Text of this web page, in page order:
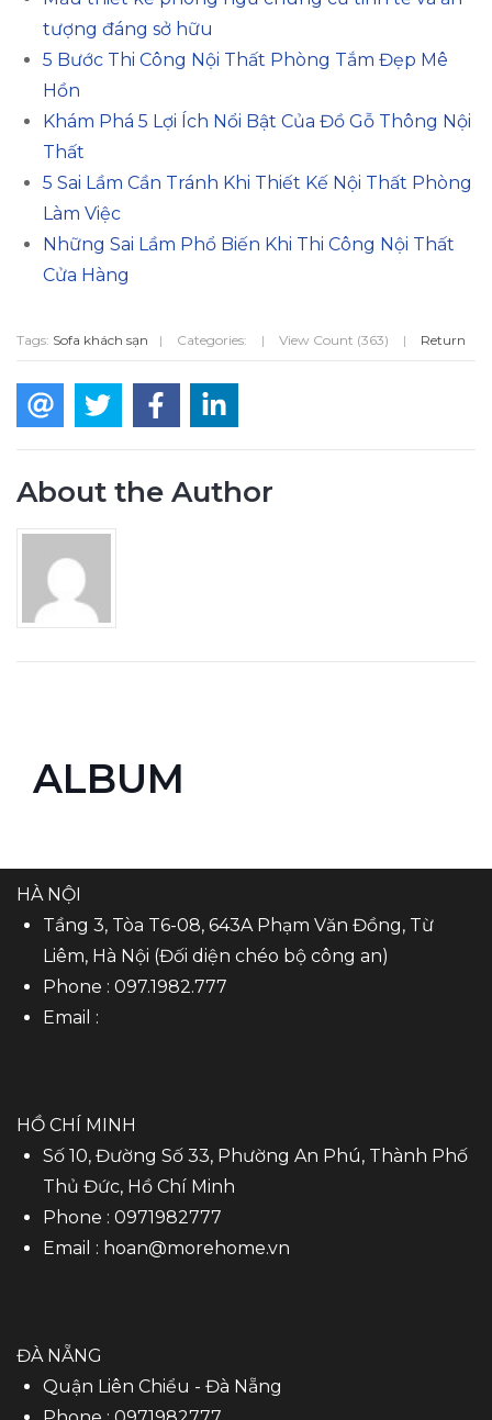
tượng đáng sở hữu
5 Bước Thi Công Nội Thất Phòng Tắm Đẹp Mê
Hồn
Khám Phá 5 Lợi Ích Nổi Bật Của Đồ Gỗ Thông Nội
Thất
5 Sai Lầm Cần Tránh Khi Thiết Kế Nội Thất Phòng
Làm Việc
Những Sai Lầm Phổ Biến Khi Thi Công Nội Thất
Cửa Hàng
Tags: Sofa khách sạn | Categories: | View Count (363) | Return
About the Author
ALBUM
HÀ NỘI
Tầng 3, Tòa T6-08, 643A Phạm Văn Đồng, Từ
Liêm, Hà Nội (Đối diện chéo bộ công an)
Phone : 097.1982.777
Email :
HỒ CHÍ MINH
Số 10, Đường Số 33, Phường An Phú, Thành Phố
Thủ Đức, Hồ Chí Minh
Phone : 0971982777
Email : hoan@morehome.vn
ĐÀ NẴNG
Quận Liên Chiểu - Đà Nẵng